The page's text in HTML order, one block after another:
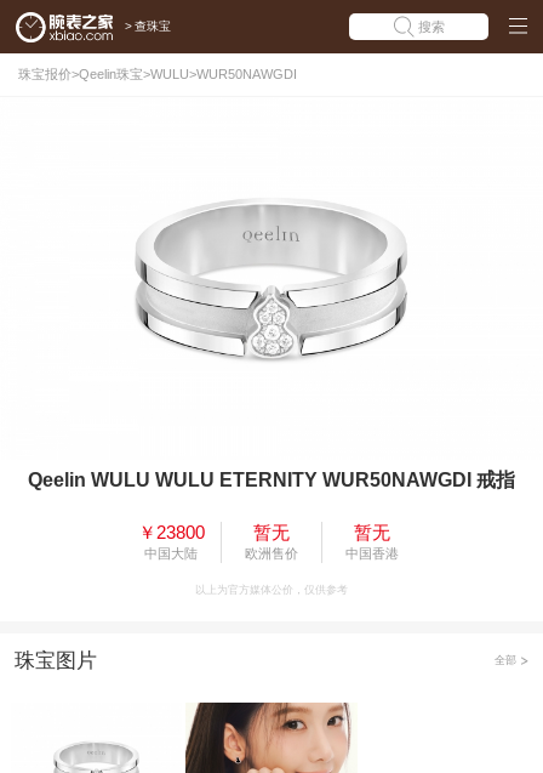
> 查珠宝 搜索
珠宝报价>Qeelin珠宝>WULU>WUR50NAWGDI
Qeelin WULU WULU ETERNITY WUR50NAWGDI 戒指
￥23800
中国大陆
暂无
欧洲售价
暂无
中国香港
以上为官方媒体公价，仅供参考
珠宝图片 全部